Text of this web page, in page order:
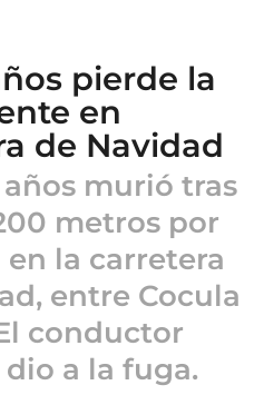
pierde la
en
de Navidad
murió tras
metros por
la carretera
entre Cocula
conductor
a la fuga.